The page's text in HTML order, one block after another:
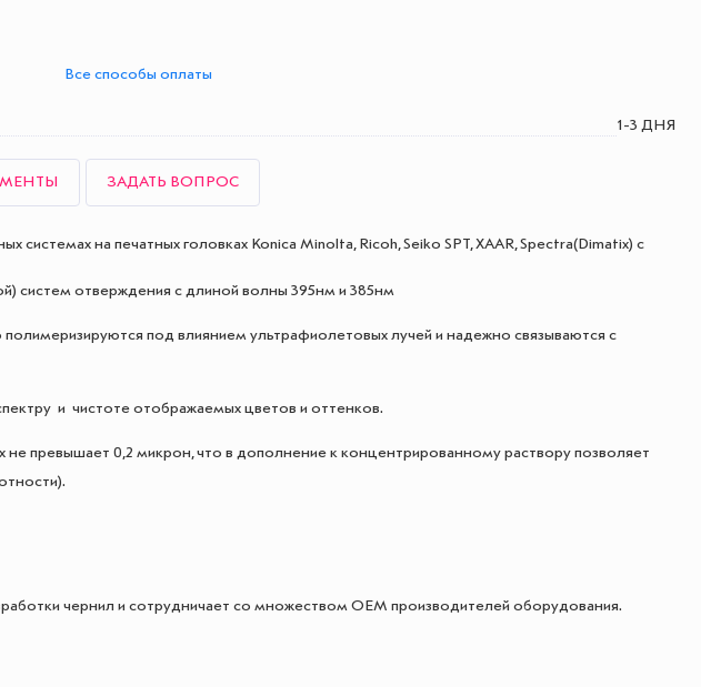
Все способы оплаты
1-3 ДНЯ
ЗАДАТЬ ВОПРОС
системах на печатных головках Konica Minolta, Ricoh, Seiko SPT, XAAR, Spectra(Dimatix) с
систем отверждения с длиной волны 395нм и 385нм
полимеризируются под влиянием ультрафиолетовых лучей и надежно связываются с
и чистоте отображаемых цветов и оттенков.
не превышает 0,2 микрон, что в дополнение к концентрированному раствору позволяет
чернил и сотрудничает со множеством OEM производителей оборудования.